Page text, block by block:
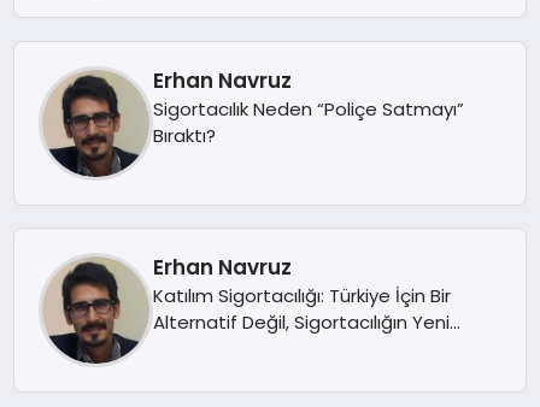
Erhan Navruz
Sigortacılık Neden “Poliçe Satmayı”
Bıraktı?
Erhan Navruz
Katılım Sigortacılığı: Türkiye İçin Bir
Alternatif Değil, Sigortacılığın Yeni